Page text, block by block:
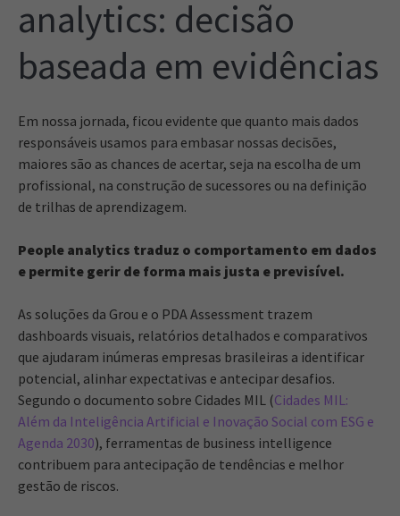
analytics: decisão
baseada em evidências
Em nossa jornada, ficou evidente que quanto mais dados
responsáveis usamos para embasar nossas decisões,
maiores são as chances de acertar, seja na escolha de um
profissional, na construção de sucessores ou na definição
de trilhas de aprendizagem.
People analytics traduz o comportamento em dados
e permite gerir de forma mais justa e previsível.
As soluções da Grou e o PDA Assessment trazem
dashboards visuais, relatórios detalhados e comparativos
que ajudaram inúmeras empresas brasileiras a identificar
potencial, alinhar expectativas e antecipar desafios.
Segundo o documento sobre Cidades MIL (Cidades MIL:
Além da Inteligência Artificial e Inovação Social com ESG e
Agenda 2030), ferramentas de business intelligence
contribuem para antecipação de tendências e melhor
gestão de riscos.